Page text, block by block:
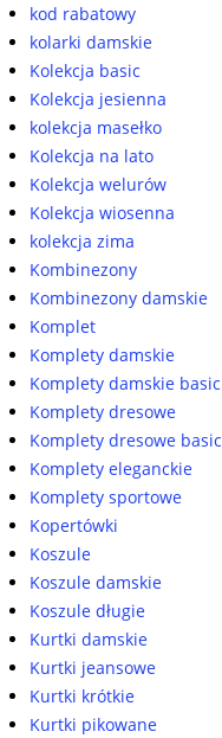
kod rabatowy
kolarki damskie
Kolekcja basic
Kolekcja jesienna
kolekcja masełko
Kolekcja na lato
Kolekcja welurów
Kolekcja wiosenna
kolekcja zima
Kombinezony
Kombinezony damskie
Komplet
Komplety damskie
Komplety damskie basic
Komplety dresowe
Komplety dresowe basic
Komplety eleganckie
Komplety sportowe
Kopertówki
Koszule
Koszule damskie
Koszule długie
Kurtki damskie
Kurtki jeansowe
Kurtki krótkie
Kurtki pikowane